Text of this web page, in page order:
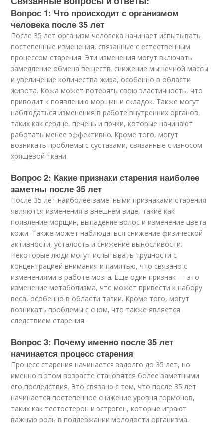
Вопрос 1: Что происходит с организмом
человека после 35 лет
После 35 лет организм человека начинает испытывать
постепенные изменения, связанные с естественным
процессом старения. Эти изменения могут включать
замедление обмена веществ, снижение мышечной массы
и увеличение количества жира, особенно в области
живота. Кожа может потерять свою эластичность, что
приводит к появлению морщин и складок. Также могут
наблюдаться изменения в работе внутренних органов,
таких как сердце, печень и почки, которые начинают
работать менее эффективно. Кроме того, могут
возникать проблемы с суставами, связанные с износом
хрящевой ткани.
Вопрос 2: Какие признаки старения наиболее
заметны после 35 лет
После 35 лет наиболее заметными признаками старения
являются изменения в внешнем виде, такие как
появление морщин, выпадение волос и изменение цвета
кожи. Также может наблюдаться снижение физической
активности, усталость и снижение выносливости.
Некоторые люди могут испытывать трудности с
концентрацией внимания и памятью, что связано с
изменениями в работе мозга. Еще один признак — это
изменение метаболизма, что может привести к набору
веса, особенно в области талии. Кроме того, могут
возникать проблемы с сном, что также является
следствием старения.
Вопрос 3: Почему именно после 35 лет
начинается процесс старения
Процесс старения начинается задолго до 35 лет, но
именно в этом возрасте становятся более заметными
его последствия. Это связано с тем, что после 35 лет
начинается постепенное снижение уровня гормонов,
таких как тестостерон и эстроген, которые играют
важную роль в поддержании молодости организма.